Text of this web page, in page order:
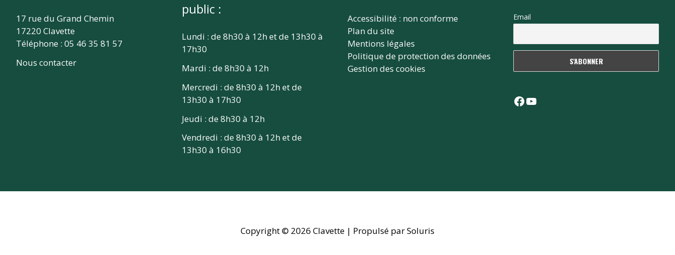
17 rue du Grand Chemin
17220 Clavette
Téléphone : 05 46 35 81 57
Nous contacter
public :
Lundi : de 8h30 à 12h et de 13h30 à
17h30
Mardi : de 8h30 à 12h
Mercredi : de 8h30 à 12h et de
13h30 à 17h30
Jeudi : de 8h30 à 12h
Vendredi : de 8h30 à 12h et de
13h30 à 16h30
Accessibilité : non conforme
Plan du site
Mentions légales
Politique de protection des données
Gestion des cookies
Email
Facebook
YouTube
Copyright © 2026 Clavette | Propulsé par Soluris